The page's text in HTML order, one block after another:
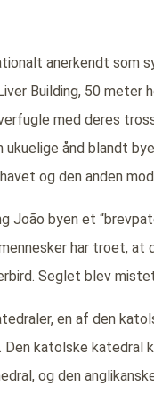
anerkendt som
Building, 50 meter
med deres
ånd blandt
og den anden
João byen et
har troet, at
Seglet blev
en af den
Den katolske katedral
og den